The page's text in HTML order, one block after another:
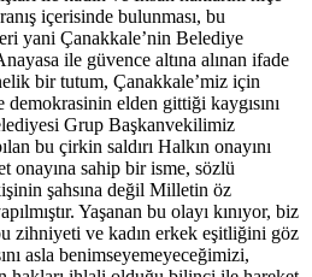
içerisinde bulunması, bu
yani Çanakkale’nin Belediye
ile güvence altına alınan ifade
bir tutum, Çanakkale’miz için
elden gittiği kaygısını
Grup Başkanvekilimiz
bu çirkin saldırı Halkın onayını
onayına sahip bir isme, sözlü
şahsına değil Milletin öz
Yaşanan bu olayı kınıyor, biz
zihniyeti ve kadın erkek eşitliğini göz
asla benimseyemeyeceğimizi,